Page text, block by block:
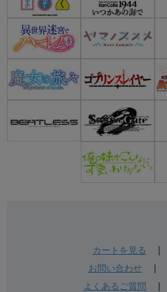
カートを見る
お問い合わせ|
よくあるご質問